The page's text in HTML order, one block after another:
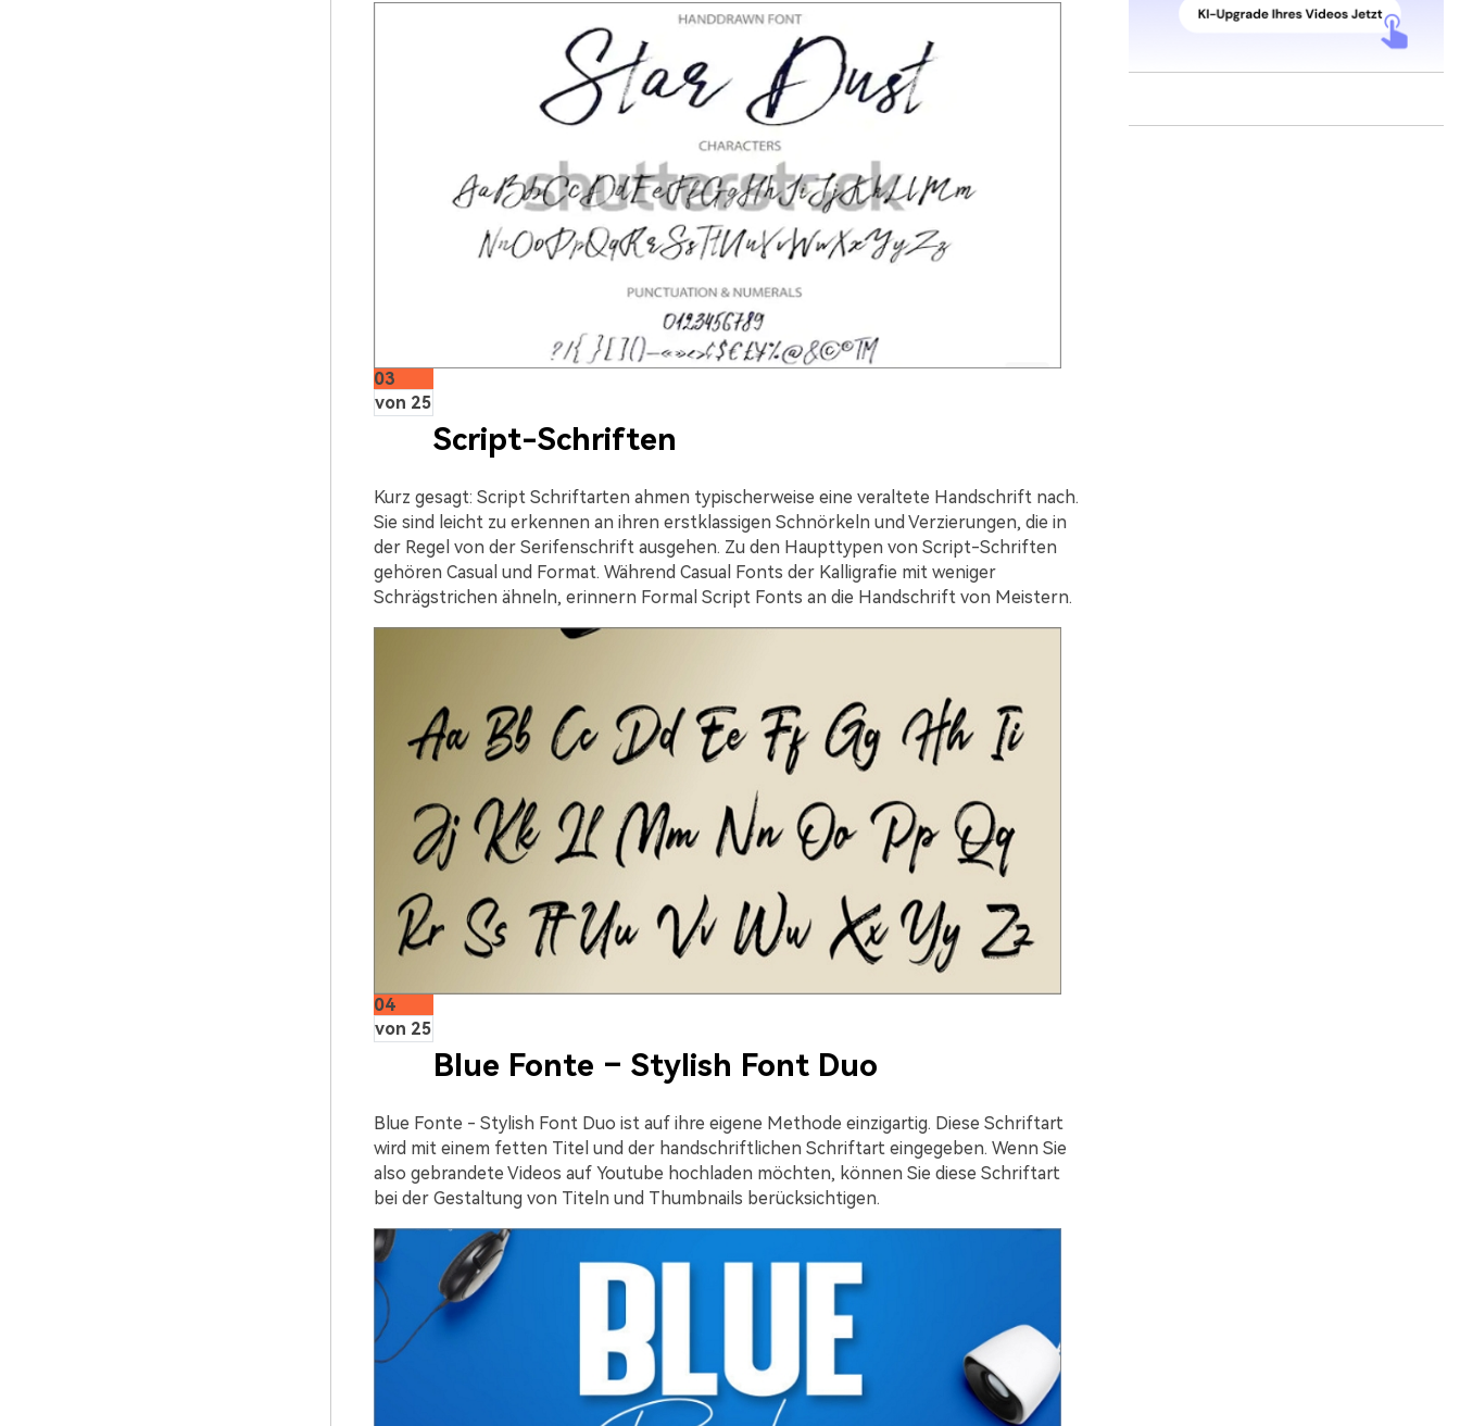
03
von 25
Script-Schriften
Kurz gesagt: Script Schriftarten ahmen typischerweise eine veraltete Handschrift nach.
Sie sind leicht zu erkennen an ihren erstklassigen Schnörkeln und Verzierungen, die in
der Regel von der Serifenschrift ausgehen. Zu den Haupttypen von Script-Schriften
gehören Casual und Format. Während Casual Fonts der Kalligrafie mit weniger
Schrägstrichen ähneln, erinnern Formal Script Fonts an die Handschrift von Meistern.
04
von 25
Blue Fonte – Stylish Font Duo
Blue Fonte - Stylish Font Duo ist auf ihre eigene Methode einzigartig. Diese Schriftart
wird mit einem fetten Titel und der handschriftlichen Schriftart eingegeben. Wenn Sie
also gebrandete Videos auf Youtube hochladen möchten, können Sie diese Schriftart
bei der Gestaltung von Titeln und Thumbnails berücksichtigen.